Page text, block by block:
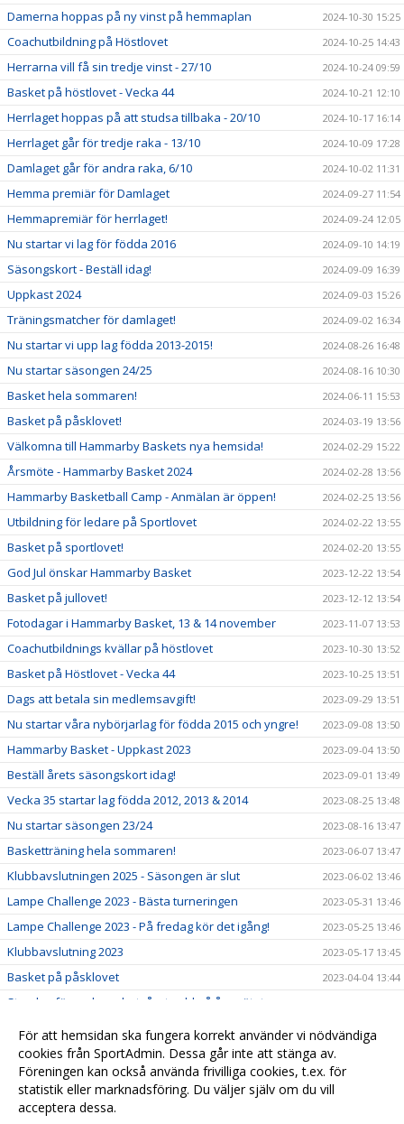
Damerna hoppas på ny vinst på hemmaplan 2024-10-30 15:25
Coachutbildning på Höstlovet 2024-10-25 14:43
Herrarna vill få sin tredje vinst - 27/10 2024-10-24 09:59
Basket på höstlovet - Vecka 44 2024-10-21 12:10
Herrlaget hoppas på att studsa tillbaka - 20/10 2024-10-17 16:14
Herrlaget går för tredje raka - 13/10 2024-10-09 17:28
Damlaget går för andra raka, 6/10 2024-10-02 11:31
Hemma premiär för Damlaget 2024-09-27 11:54
Hemmapremiär för herrlaget! 2024-09-24 12:05
Nu startar vi lag för födda 2016 2024-09-10 14:19
Säsongskort - Beställ idag! 2024-09-09 16:39
Uppkast 2024 2024-09-03 15:26
Träningsmatcher för damlaget! 2024-09-02 16:34
Nu startar vi upp lag födda 2013-2015! 2024-08-26 16:48
Nu startar säsongen 24/25 2024-08-16 10:30
Basket hela sommaren! 2024-06-11 15:53
Basket på påsklovet! 2024-03-19 13:56
Välkomna till Hammarby Baskets nya hemsida! 2024-02-29 15:22
Årsmöte - Hammarby Basket 2024 2024-02-28 13:56
Hammarby Basketball Camp - Anmälan är öppen! 2024-02-25 13:56
Utbildning för ledare på Sportlovet 2024-02-22 13:55
Basket på sportlovet! 2024-02-20 13:55
God Jul önskar Hammarby Basket 2023-12-22 13:54
Basket på jullovet! 2023-12-12 13:54
Fotodagar i Hammarby Basket, 13 & 14 november 2023-11-07 13:53
Coachutbildnings kvällar på höstlovet 2023-10-30 13:52
Basket på Höstlovet - Vecka 44 2023-10-25 13:51
Dags att betala sin medlemsavgift! 2023-09-29 13:51
Nu startar våra nybörjarlag för födda 2015 och yngre! 2023-09-08 13:50
Hammarby Basket - Uppkast 2023 2023-09-04 13:50
Beställ årets säsongskort idag! 2023-09-01 13:49
Vecka 35 startar lag födda 2012, 2013 & 2014 2023-08-25 13:48
Nu startar säsongen 23/24 2023-08-16 13:47
Basketträning hela sommaren! 2023-06-07 13:47
Klubbavslutningen 2025 - Säsongen är slut 2023-06-02 13:46
Lampe Challenge 2023 - Bästa turneringen 2023-05-31 13:46
Lampe Challenge 2023 - På fredag kör det igång! 2023-05-25 13:46
Klubbavslutning 2023 2023-05-17 13:45
Basket på påsklovet 2023-04-04 13:44
Styrelse för verksamhetsåret vald på årsmötet
Hammarby Basketball Camp - Anmälan är öppen! 2023-02-24 13:43
Basket på sportlovet 2023-02-21 13:42
Årsmöte - Hammarby Basket 2023 2023-02-20 13:41
För att hemsidan ska fungera korrekt använder vi nödvändiga
cookies från SportAdmin. Dessa går inte att stänga av.
Föreningen kan också använda frivilliga cookies, t.ex. för
statistik eller marknadsföring. Du väljer själv om du vill
acceptera dessa.